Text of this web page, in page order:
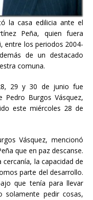
la casa edilicia ante el
Peña, quien fuera
entre los periodos 2004-
de un destacado
comuna.
29 y 30 de junio fue
Burgos Vásquez,
este miércoles 28 de
Vásquez, mencionó
que en paz descanse.
la capacidad de
parte del desarrollo.
que tenía para llevar
solamente pedir cosas,